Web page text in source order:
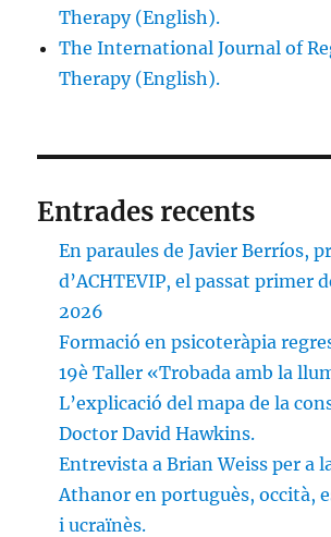
Therapy (English).
The International Journal of
Therapy (English).
Entrades recents
En paraules de Javier Berríos,
d’ACHTEVIP, el passat primer
2026
Formació en psicoteràpia
19è Taller «Trobada amb la
L’explicació del mapa de la
Doctor David Hawkins.
Entrevista a Brian Weiss per a
Athanor en portuguès, occità,
i ucraïnès.